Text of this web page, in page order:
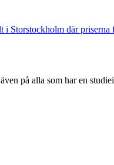
Storstockholm där
på alla som har en